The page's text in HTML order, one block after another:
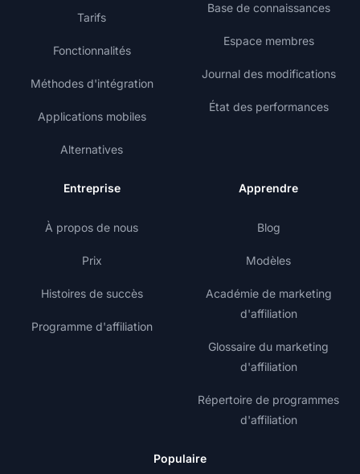
Tarifs
Fonctionnalités
Méthodes d'intégration
Applications mobiles
Alternatives
Base de connaissances
Espace membres
Journal des modifications
État des performances
Entreprise
À propos de nous
Prix
Histoires de succès
Programme d'affiliation
Apprendre
Blog
Modèles
Académie de marketing
d'affiliation
Glossaire du marketing
d'affiliation
Répertoire de programmes
d'affiliation
Populaire